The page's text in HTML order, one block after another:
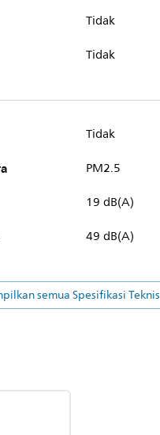
Tidak
Tidak
Tidak
PM2.5
19 dB(A)
49 dB(A)
semua Spesifikasi Teknis